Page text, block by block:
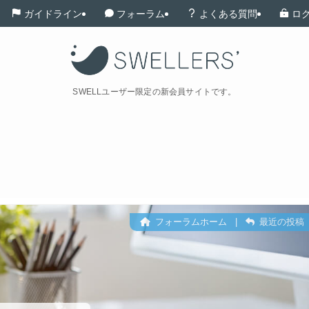
SWELLユーザー限定の新会員サイトです。
ガイドライン フォーラム よくある質問 ロ
フォーラムホーム 最近の投稿